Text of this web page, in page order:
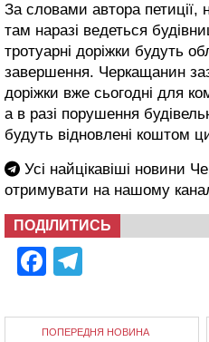
За словами автора
там наразі ведеться
тротуарні доріжки будуть
завершення. Черкащанин
доріжки вже сьогодні для
а в разі порушення
будуть відновлені коштом
Усі найцікавіші новини
отримувати на нашому
ПОДІЛИТИСЬ
Facebook
ПОПЕРЕДНЯ НОВИНА